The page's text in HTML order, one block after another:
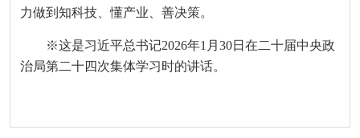
力做到知科技、懂产业、善决策。
※这是习近平总书记2026年1月30日在二十届中央政
治局第二十四次集体学习时的讲话。